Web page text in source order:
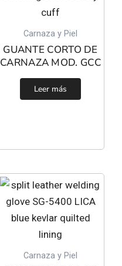
Carnaza y Piel
GUANTE CORTO DE
CARNAZA MOD. GCC
Leer más
Carnaza y Piel